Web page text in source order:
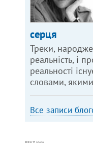
серця
Треки,
реальність, і
реальності
словами,
Все записи